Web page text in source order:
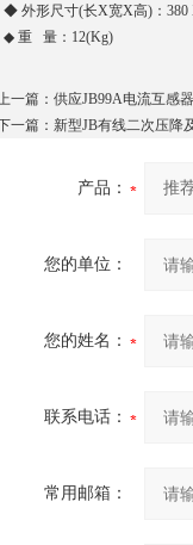
◆ 外形尺寸(长X宽X高)：380
◆ 重 量：12(Kg)
一篇： 供应JB99A电流互感
一篇： 新型JB有线二次压降
产品：
您的单位：
您的姓名：
联系电话：
常用邮箱：